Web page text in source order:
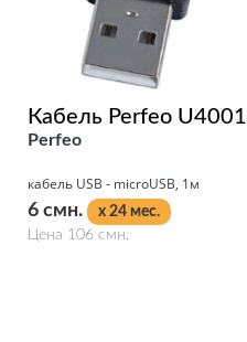
Кабель Perfeo U4001
Perfeo
кабель USB - microUSB, 1м
6 смн.
x 24 мес.
Цена 106 смн.